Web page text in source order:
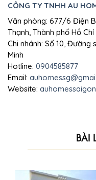
CÔNG TY TNHH AU
Văn phòng: 677/6 Điện
Thạnh, Thành phố Hồ Chí
Chi nhánh: Số 10, Đường
Minh
Hotline: 0904585877
Email:
Website:
BÀI